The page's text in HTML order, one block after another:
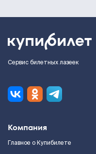
Сервис билетных лазеек
Компания
Главное о Купибилете